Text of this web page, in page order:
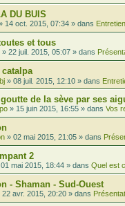
DU BUIS
14 oct. 2015, 07:34 » dans
et tous
» 22 juil. 2015, 05:07 » dans
» 08 juil. 2015, 12:10 » dans
de la sève par ses
» 15 juin 2015, 16:55 » dans Vos
» 02 mai 2015, 21:05 » dans
2
01 mai 2015, 18:44 » dans Quel est
- Shaman - Sud-Ouest
22 avr. 2015, 20:20 » dans